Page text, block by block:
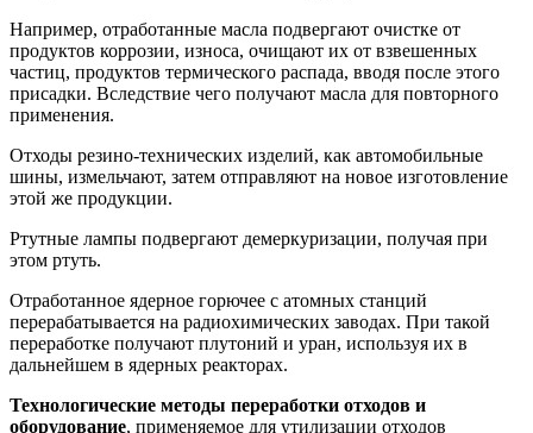
Например, отработанные масла подвергают очистке от
продуктов коррозии, износа, очищают их от взвешенных
частиц, продуктов термического распада, вводя после этого
присадки. Вследствие чего получают масла для повторного
применения.
Отходы резино-технических изделий, как автомобильные
шины, измельчают, затем отправляют на новое изготовление
этой же продукции.
Ртутные лампы подвергают демеркуризации, получая при
этом ртуть.
Отработанное ядерное горючее с атомных станций
перерабатывается на радиохимических заводах. При такой
переработке получают плутоний и уран, используя их в
дальнейшем в ядерных реакторах.
Технологические методы переработки отходов и
оборудование, применяемое для утилизации отходов